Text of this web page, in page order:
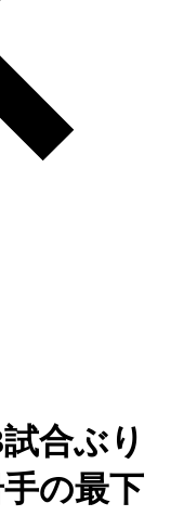
合ぶり
の最下